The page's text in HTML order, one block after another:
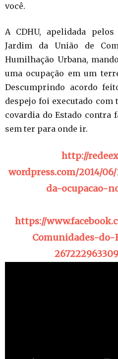
você.
A CDHU, apelidada
Jardim da União de
Humilhação Urbana,
uma ocupação em um
Descumprindo acordo
despejo foi executado
covardia do Estado contra
sem ter para onde ir.
http://
wordpress.com/2014/06/
da-ocupacao-
https://
Comunidades-do-